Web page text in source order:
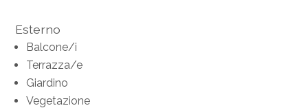
Esterno
Balcone/i
Terrazza/e
Giardino
Vegetazione